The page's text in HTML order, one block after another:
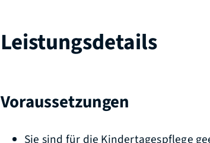
Leistungsdetails
Voraussetzungen
Sie sind für die Kindertagespflege